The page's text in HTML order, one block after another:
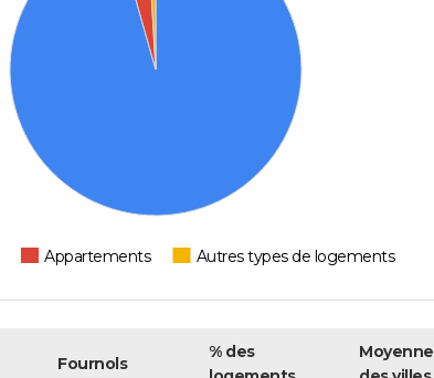
Appartements Autres types de logements
Fournols
% des
Moyenne